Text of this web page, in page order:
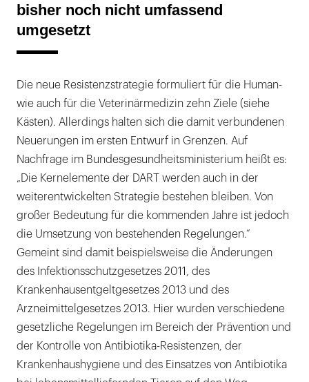
bisher noch nicht umfassend
umgesetzt
Die neue Resistenzstrategie formuliert für die Human-
wie auch für die Veterinärmedizin zehn Ziele (siehe
Kästen). Allerdings halten sich die damit verbundenen
Neuerungen im ersten Entwurf in Grenzen. Auf
Nachfrage im Bundesgesundheitsministerium heißt es:
„Die Kernelemente der DART werden auch in der
weiterentwickelten Strategie bestehen bleiben. Von
großer Bedeutung für die kommenden Jahre ist jedoch
die Umsetzung von bestehenden Regelungen.“
Gemeint sind damit beispielsweise die Änderungen
des Infektionsschutzgesetzes 2011, des
Krankenhausentgeltgesetzes 2013 und des
Arzneimittelgesetzes 2013. Hier wurden verschiedene
gesetzliche Regelungen im Bereich der Prävention und
der Kontrolle von Antibiotika-Resistenzen, der
Krankenhaushygiene und des Einsatzes von Antibiotika